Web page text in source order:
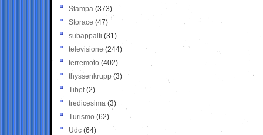
Stampa (373)
Storace (47)
subappalti (31)
televisione(244)
terremoto (402)
thyssenkrupp (3)
Tibet(2)
tredicesima (3)
Turismo (62)
Udc (64)